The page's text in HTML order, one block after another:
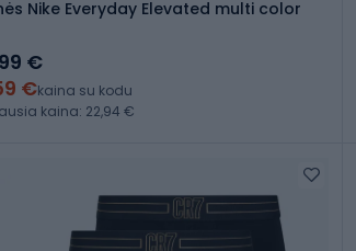
Nike Everyday Elevated multi color
€
€kaina su kodu
kaina: 22,94 €